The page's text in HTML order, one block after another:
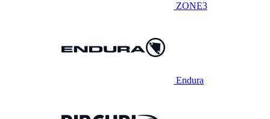
ZONE3
Endura